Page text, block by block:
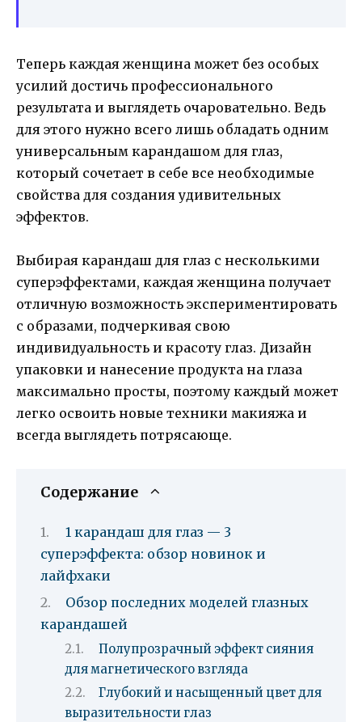
Теперь каждая женщина может без особых
усилий достичь профессионального
результата и выглядеть очаровательно. Ведь
для этого нужно всего лишь обладать одним
универсальным карандашом для глаз,
который сочетает в себе все необходимые
свойства для создания удивительных
эффектов.
Выбирая карандаш для глаз с несколькими
суперэффектами, каждая женщина получает
отличную возможность экспериментировать
с образами, подчеркивая свою
индивидуальность и красоту глаз. Дизайн
упаковки и нанесение продукта на глаза
максимально просты, поэтому каждый может
легко освоить новые техники макияжа и
всегда выглядеть потрясающе.
Содержание
1 карандаш для глаз — 3
суперэффекта: обзор новинок и
лайфхаки
Обзор последних моделей глазных
карандашей
Полупрозрачный эффект сияния
для магнетического взгляда
Глубокий и насыщенный цвет для
выразительности глаз